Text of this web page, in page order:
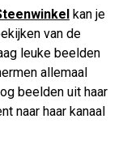
kan je
van de
leuke beelden
allemaal
beelden uit haar
naar haar kanaal